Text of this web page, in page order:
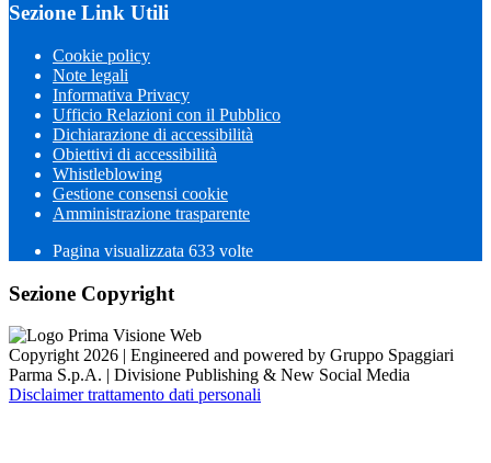
Sezione Link Utili
Cookie policy
Note legali
Informativa Privacy
Ufficio Relazioni con il Pubblico
Dichiarazione di accessibilità
Obiettivi di accessibilità
Whistleblowing
Gestione consensi cookie
Amministrazione trasparente
Pagina visualizzata 633 volte
Sezione Copyright
Copyright 2026 | Engineered and powered by Gruppo Spaggiari
Parma S.p.A. | Divisione Publishing & New Social Media
Disclaimer trattamento dati personali